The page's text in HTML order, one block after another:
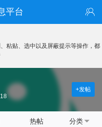
平台
粘贴、选中以及屏蔽提示等操作，都
+发帖
热帖 分类